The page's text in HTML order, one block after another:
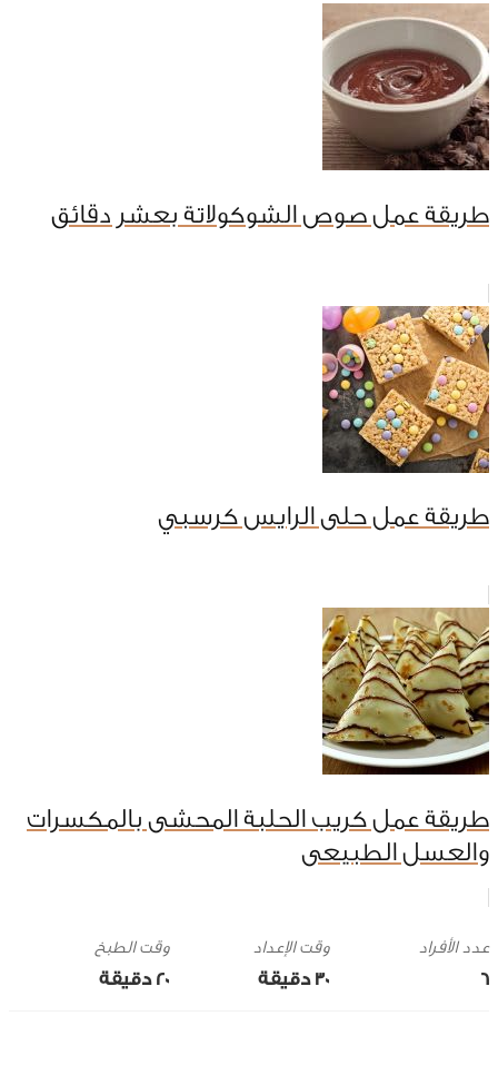
طريقة عمل صوص الشوكولاتة بعشر دقائق
طريقة عمل حلى الرايس كرسبي
طريقة عمل كريب الحلبة المحشى بالمكسرات
والعسل الطبيعى
6
وقت الإعداد
30 ‎دقيقة
وقت الطبخ
20 ‎دقيقة